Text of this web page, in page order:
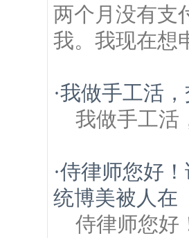
两个月没有支
我。我现在想
·我做手工活
我做手工活
·侍律师您好
统博美被人在
侍律师您好